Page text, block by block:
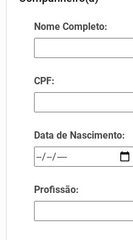
Nome Completo:
CPF:
Data de Nascimento:
Profissão: